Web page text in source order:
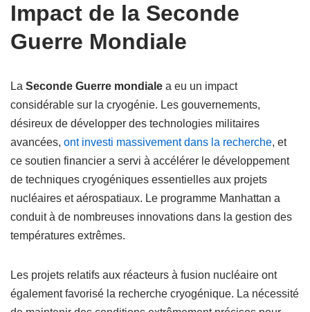
Impact de la Seconde
Guerre Mondiale
La Seconde Guerre mondiale a eu un impact
considérable sur la cryogénie. Les gouvernements,
désireux de développer des technologies militaires
avancées, ont investi massivement dans la recherche, et
ce soutien financier a servi à accélérer le développement
de techniques cryogéniques essentielles aux projets
nucléaires et aérospatiaux. Le programme Manhattan a
conduit à de nombreuses innovations dans la gestion des
températures extrêmes.
Les projets relatifs aux réacteurs à fusion nucléaire ont
également favorisé la recherche cryogénique. La nécessité